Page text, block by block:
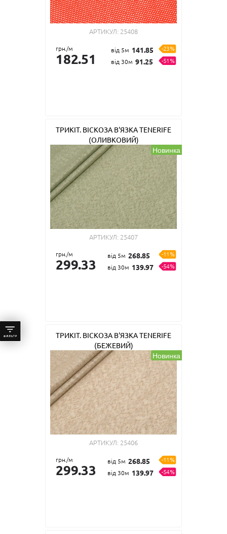
АРТИКУЛ: 25408
грн./м
182.51
від 5м 141.85
-23%
від 30м 91.25 -51%
ТРИКІТ. ВІСКОЗА В'ЯЗКА TENERIFE
(ОЛИВКОВИЙ)
Новинка
АРТИКУЛ: 25407
грн./м
299.33
від 5м 268.85
-11%
від 30м 139.97 -54%
ТРИКІТ. ВІСКОЗА В'ЯЗКА TENERIFE
(БЕЖЕВИЙ)
Новинка
АРТИКУЛ: 25406
грн./м
299.33
від 5м 268.85
-11%
від 30м 139.97 -54%